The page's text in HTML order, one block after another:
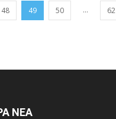
48 49 50 ... 62
ΝΕΑ